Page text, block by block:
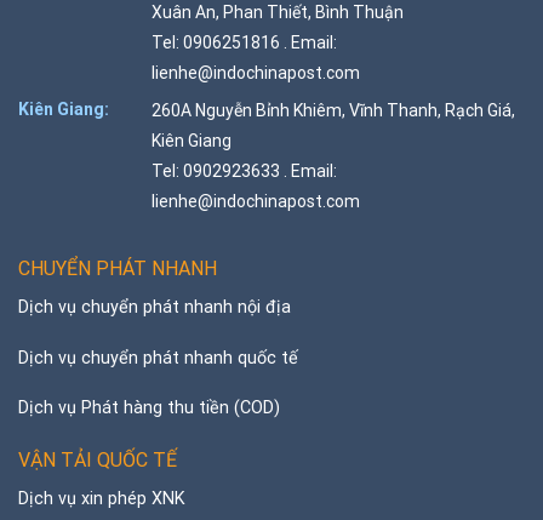
Xuân An, Phan Thiết, Bình Thuận
Tel: 0906251816 . Email:
lienhe@indochinapost.com
Kiên Giang:
260A Nguyễn Bỉnh Khiêm, Vĩnh Thanh, Rạch Giá,
Kiên Giang
Tel: 0902923633 . Email:
lienhe@indochinapost.com
CHUYỂN PHÁT NHANH
Dịch vụ chuyển phát nhanh nội địa
Dịch vụ chuyển phát nhanh quốc tế
Dịch vụ Phát hàng thu tiền (COD)
VẬN TẢI QUỐC TẾ
Dịch vụ xin phép XNK